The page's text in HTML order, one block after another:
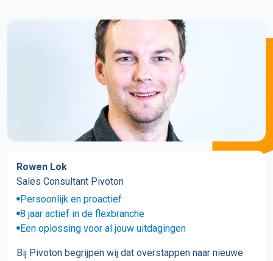
Rowen Lok
Sales Consultant Pivoton
Persoonlijk en proactief
8 jaar actief in de flexbranche
Een oplossing voor al jouw uitdagingen
Bij Pivoton begrijpen wij dat overstappen naar nieuwe